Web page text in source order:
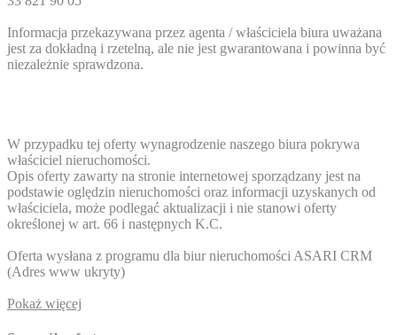
Informacja przekazywana przez agenta / właściciela biura uważana
jest za dokładną i rzetelną, ale nie jest gwarantowana i powinna być
niezależnie sprawdzona.
W przypadku tej oferty wynagrodzenie naszego biura pokrywa
właściciel nieruchomości.
Opis oferty zawarty na stronie internetowej sporządzany jest na
podstawie oględzin nieruchomości oraz informacji uzyskanych od
właściciela, może podlegać aktualizacji i nie stanowi oferty
określonej w art. 66 i następnych K.C.
Oferta wysłana z programu dla biur nieruchomości ASARI CRM
(Adres www ukryty)
Pokaż więcej